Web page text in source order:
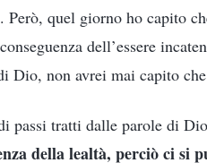
quel giorno ho capito
dell’essere
Dio, non avrei mai capito
passi tratti dalle parole di
della lealtà, perciò ci si